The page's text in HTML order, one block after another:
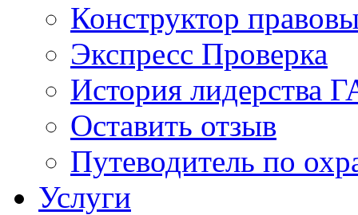
Конструктор
Экспресс Проверка
История лидерства
Оставить отзыв
Путеводитель по
Услуги